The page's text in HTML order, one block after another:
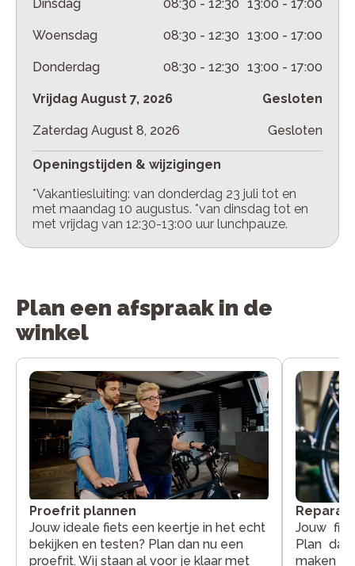
Dinsdag 08:30 - 12:30 13:00 - 17:00
Woensdag 08:30 - 12:30 13:00 - 17:00
Donderdag 08:30 - 12:30 13:00 - 17:00
Vrijdag August 7, 2026 Gesloten
Zaterdag August 8, 2026 Gesloten
Openingstijden & wijzigingen
*Vakantiesluiting: van donderdag 23 juli tot en
met maandag 10 augustus. *van dinsdag tot en
met vrijdag van 12:30-13:00 uur lunchpauze.
Plan een afspraak in de
winkel
Proefrit plannen
Jouw ideale fiets een keertje in het echt
bekijken en testen? Plan dan nu een
proefrit. Wij staan al voor je klaar met
Jouw
Plan
maken